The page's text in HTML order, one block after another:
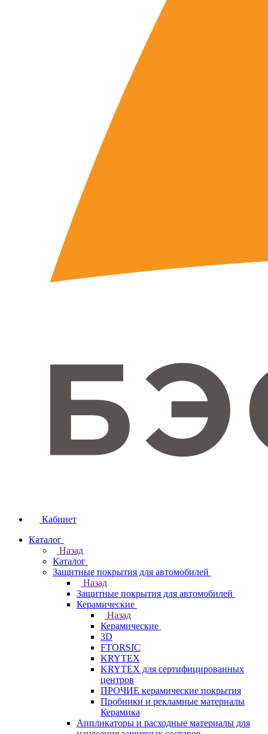
Кабинет
Каталог
Назад
Каталог
Защитные покрытия для автомобилей
Назад
Защитные покрытия для автомобилей
Керамические
Назад
Керамические
3D
FTORSIC
KRYTEX
KRYTEX для сертифицированных
центров
ПРОЧИЕ керамические покрытия
Пробники и рекламные материалы
Керамика
Аппликаторы и расходные материалы для